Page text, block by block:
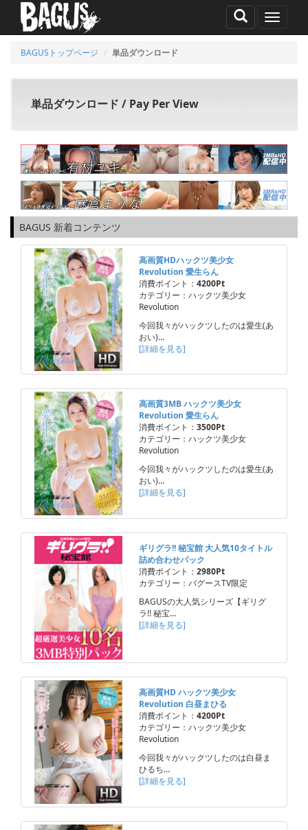
MENU
BAGUSトップページ 単品ダウンロード
単品ダウンロード / Pay Per View
BAGUS 新着コンテンツ
高画質HDハックツ美少女
Revolution 愛生らん
消費ポイント： 4200Pt
カテゴリー：ハックツ美少女
Revolution
今回我々がハックツしたのは愛生(あ
おい)…
[詳細を見る]
高画質3MB ハックツ美少女
Revolution 愛生らん
消費ポイント： 3500Pt
カテゴリー：ハックツ美少女
Revolution
今回我々がハックツしたのは愛生(あ
おい)…
[詳細を見る]
ギリグラ!! 秘宝館 大人気10タイトル
詰め合わせパック
消費ポイント： 2980Pt
カテゴリー：バグースTV限定
BAGUSの大人気シリーズ【ギリグ
ラ!! 秘宝…
[詳細を見る]
高画質HD ハックツ美少女
Revolution 白昼まひる
消費ポイント： 4200Pt
カテゴリー：ハックツ美少女
Revolution
今回我々がハックツしたのは白昼ま
ひるち…
[詳細を見る]